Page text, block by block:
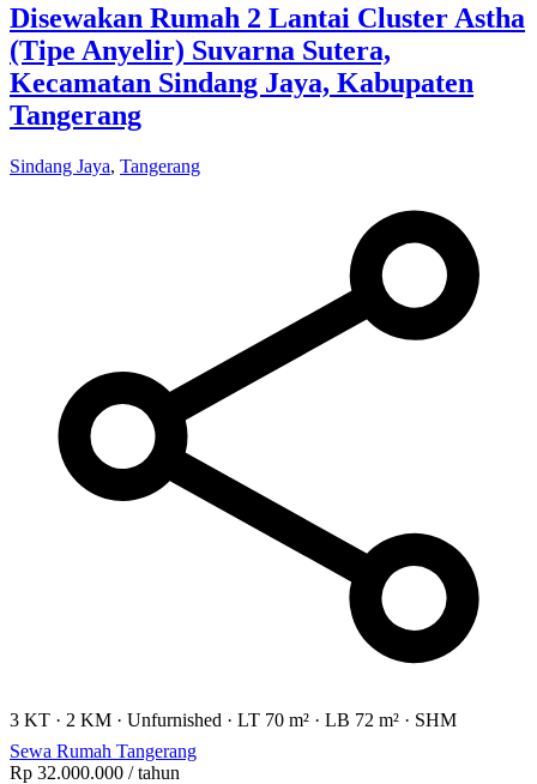
Disewakan Rumah 2 Lantai Cluster Astha
(Tipe Anyelir) Suvarna Sutera,
Kecamatan Sindang Jaya, Kabupaten
Tangerang
Sindang Jaya, Tangerang
3 KT · 2 KM · Unfurnished · LT 70 m² · LB 72 m² · SHM
Sewa Rumah Tangerang
Rp 32.000.000 / tahun